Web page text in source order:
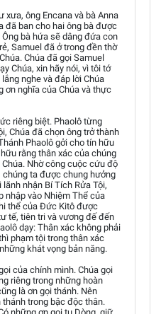
xưa, ông Encana và bà Anna
đã ban cho hai ông bà được
bà hứa sẽ dâng đứa con
Samuel đã ở trong đền thờ
Chúa đã gọi Samuel
Chúa, xin hãy nói, vì tôi tớ
nghe và đáp lời Chúa
ơn nghĩa của Chúa và thực
riêng biệt. Phaolô từng
Chúa đã chọn ông trở thành
Phaolô gởi cho tín hữu
rằng thân xác của chúng
Nhờ công cuộc cứu độ
chúng ta được chung hưởng
nhận Bí Tích Rửa Tội,
nhập vào Nhiệm Thể của
thể của Đức Kitô được
tế, tiên tri và vương đế đến
dạy: Thân xác không phải
phạm tội trong thân xác
khát vọng bản năng.
của chính mình. Chúa gọi
riêng trong những hoàn
là ơn gọi thánh. Nên
trong bậc độc thân.